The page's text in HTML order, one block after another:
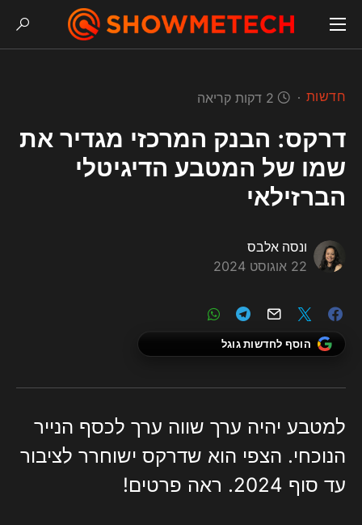
חדשות 2 דקות קריאה
דרקס: הבנק המרכזי מגדיר את
שמו של המטבע הדיגיטלי
הברזילאי
ונסה אלבס
22 אוגוסט 2024
הוסף לחדשות גוגל
למטבע יהיה ערך שווה ערך לכסף הנייר
הנוכחי. הצפי הוא שדרקס ישוחרר לציבור
עד סוף 2024. ראה פרטים!